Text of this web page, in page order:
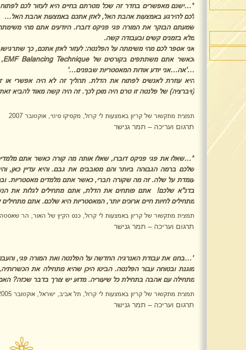
"…ישנם מאפשרים בחדר זה שכל מטרתם בחיים היא לעזור לכם
לכם להירגע באמצעות אהבת האל, לאזן אתכם באמצעות אהבת האל…
שמעתם הבוקר את המורה פגי פניקס דוברו. היודעים אתם מהי
מלא בזמנים קשים ובעבודה קשה.
אני אספר לכם מהי משימתה על הפלנטה: לעזור לאזן אתכם, כך
וכאשר אתם משתתפים בקורסים שלEMF Balancing Technique
…'אה…אני יודע אודות המאסטריות שבפנים…'
(ויברציה) של פלנטה זו טרם היה מוכן לכך. זה היה קשה מאוד להביא
תמצית מתקשור של קריון באמצעות לי קרול, מקסיקו סיטי, אוקטובר 2007
תרגום ועריכה – תמר גנישר
"…שאלו את פגי פניקס דוברו, שאלו אותה מה קורה כאשר אתם
שלכם ברמה הגבוהה ביותר והם מסובבים את גבם. והיא עדיין כאן,
עומדת על שלה. זה מה שקורה חברי, כאשר אתם מלמדים מאסטריות.
בדנ"א שלכם!
אתם פותחים את הדלת, אתם מתחילים לגלות את
מתחילים לחיות חיים ארוכים יותר, המאסטריות היא שלכם. אתם
תמצית מתקשור של קריון באמצעות לי קרול, כנס הקיץ של האור, הר שאסטה,
תרגום ועריכה – תמר גנישר
"…בחנו את עבודת האנרגיה החדשה על הפלנטה ואת המורה פגי,
מוגנת ובטוחה עבור הפלנטה. הביטו היכן שהיא מתחילה את
מתחילה עם אהבה בתחילת כל שיעוריה. מדוע יש צורך בדבר שכזה?
תמצית מתקשור של קריון באמצעות לי קרול, תל אביב, ישראל, אוקטובר 2005
תרגום ועריכה – תמר גנישר